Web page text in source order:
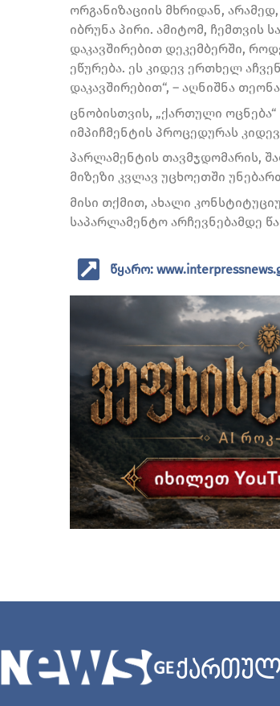
ორგანიზაციის მხრიდან,
იბრუნა პირი. ამიტომ, ჩემთვის
დაკავშირებით დეკემბერში,
ეწურება. ეს კიდევ ერთხელ
დაკავშირებით“, – აღნიშნა
ცნობისთვის, „ქართული
იმპიჩმენტის პროცედურას
პარლამენტის თავმჯდომარის,
მიზეზი კვლავ უცხოეთში
მისი თქმით, ახალი
საპარლამენტო არჩევნებამდე
წყარო: